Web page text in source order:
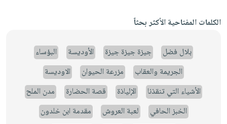
الكلمات المفتاحية الأكثر بحثاً
بلال فضل جيزة جيزة جيزة الأوديسة
البؤساء
الجريمة والعقاب
مزرعة الحيوان
الاوديسة
الأشياء التي تنقذنا
الإلياذة قصة الحضارة
مدن الملح
الخبز الحافي
لعبة العروش
مقدمة ابن خلدون